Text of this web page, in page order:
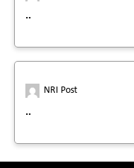
..
NRI Post
..